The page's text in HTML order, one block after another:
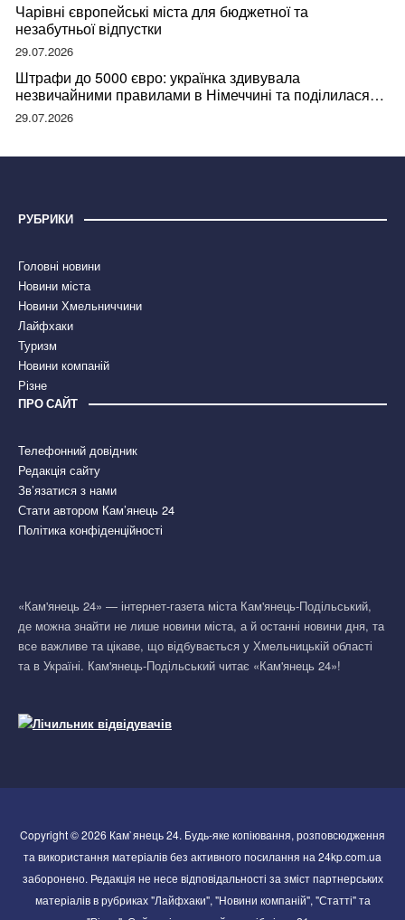
Чарівні європейські міста для бюджетної та
незабутньої відпустки
29.07.2026
Штрафи до 5000 євро: українка здивувала
незвичайними правилами в Німеччині та поділилася
правдою
29.07.2026
РУБРИКИ
Головні новини
Новини міста
Новини Хмельниччини
Лайфхаки
Туризм
Новини компаній
Різне
ПРО САЙТ
Телефонний довідник
Редакція сайту
Зв’язатися з нами
Стати автором Кам’янець 24
Політика конфіденційності
«Кам'янець 24» — інтернет-газета міста Кам'янець-Подільський,
де можна знайти не лише новини міста, а й останні новини дня, та
все важливе та цікаве, що відбувається у Хмельницькій області
та в Україні. Кам'янець-Подільський читає «Кам'янець 24»!
Copyright © 2026 Кам`янець 24. Будь-яке копіювання, розповсюдження
та використання матеріалів без активного посилання на 24kp.com.ua
заборонено. Редакція не несе відповідальності за зміст партнерських
матеріалів в рубриках "Лайфхаки", "Новини компаній", "Статті" та